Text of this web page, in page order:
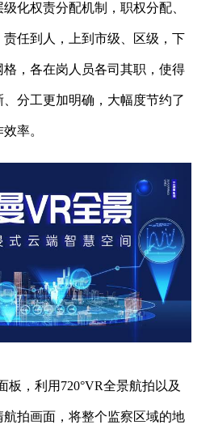
化权责分配机制，职权分配、
任到人，上到市级、区级，下
，各在岗人员各司其职，使得
分工更加明确，大幅度节约了
率。
板，利用720°VR全景航拍以及
拍画面，将整个监察区域的地